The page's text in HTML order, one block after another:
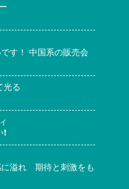
す！ 中国系の販売会
光る
に溢れ 期待と刺激をも